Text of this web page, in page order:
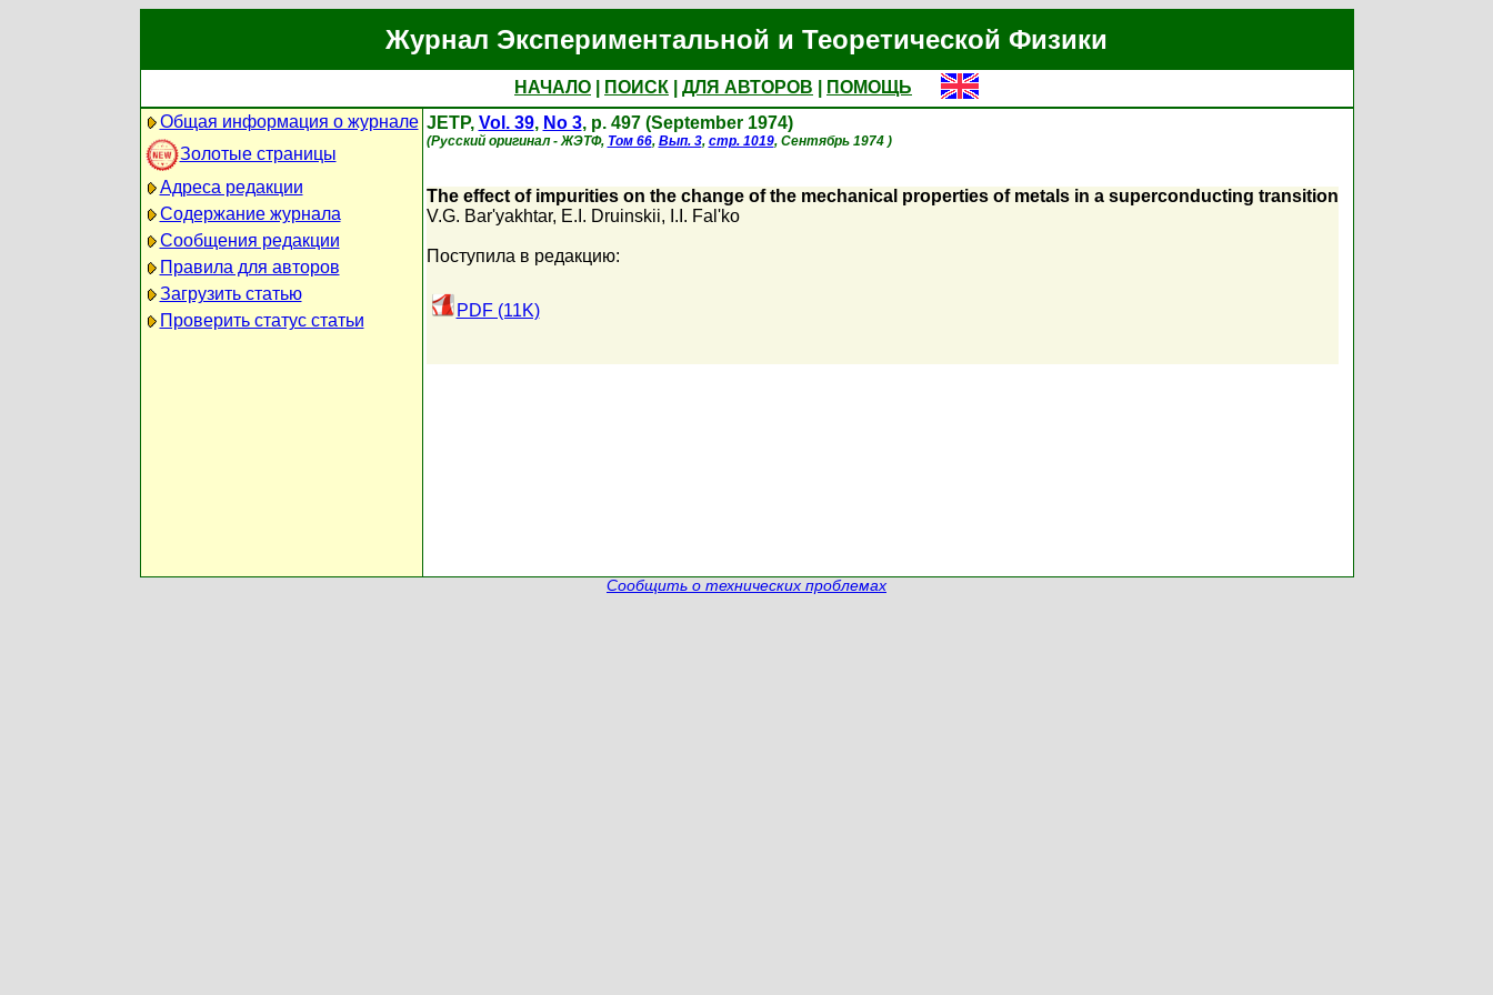
Журнал Экспериментальной и Теоретической Физики
НАЧАЛО ПОИСК ДЛЯ АВТОРОВ
ПОМОЩЬ
Общая информация о журнале
Золотые страницы
Адреса редакции
Содержание журнала
Сообщения редакции
Правила для авторов
Загрузить статью
Проверить статус статьи
JETP, Vol. 39, No 3, p. 497 (September 1974)
(Русский оригинал - ЖЭТФ, Том 66, Вып. 3, стр. 1019, Сентябрь 1974 )
The effect of impurities on the change of the mechanical properties of metals in a superconducting transition
V.G. Bar'yakhtar, E.I. Druinskii, I.I. Fal'ko
Поступила в редакцию:
PDF (11K)
Сообщить о технических проблемах